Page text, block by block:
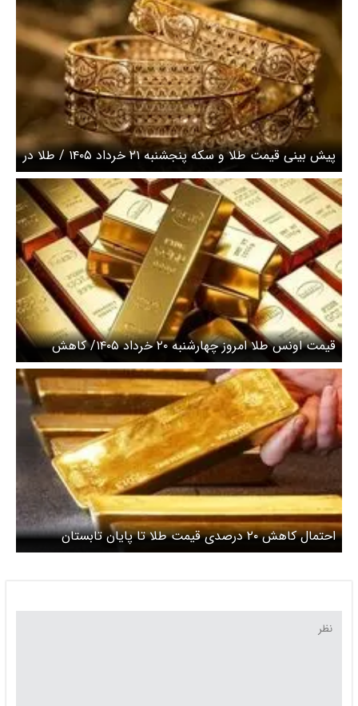
پیش بینی قیمت طلا و سکه پنجشنبه ۲۱ خرداد ۱۴۰۵ / طلا در
کانال ۱۷ میلیون تومانی معامله شد
قیمت اونس طلا امروز چهارشنبه ۲۰ خرداد ۱۴۰۵/ کاهش
قیمت طلا
احتمال کاهش ۲۰ درصدی قیمت طلا تا پایان تابستان